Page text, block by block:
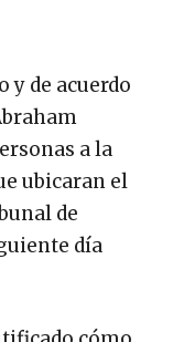
y de acuerdo
a la
ubicaran el
de
día